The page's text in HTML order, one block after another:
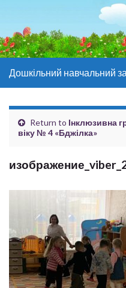
Дошкільний навчальний
Return to Інклюзивна
віку № 4 «Бджілка»